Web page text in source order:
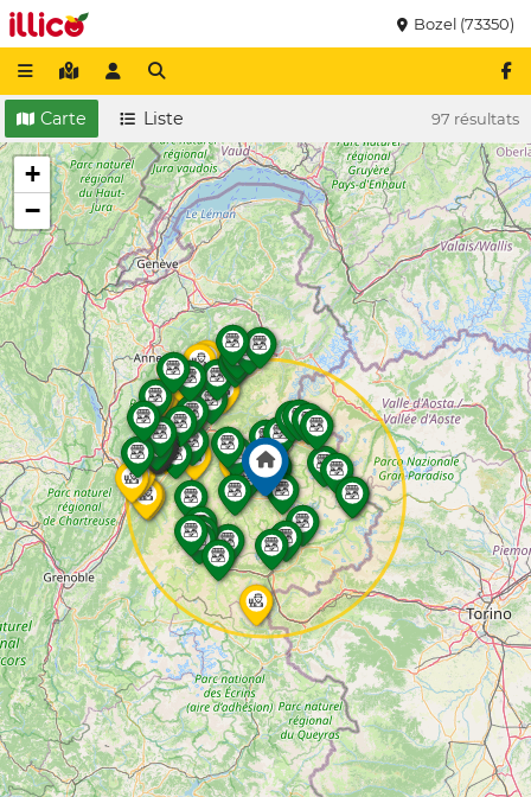
Bozel (73350)
97 résultats
Carte Liste
+
−